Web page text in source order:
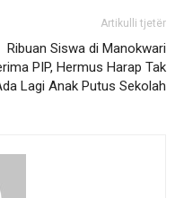
Artikulli tjetër
Ribuan Siswa di Manokwari
PIP, Hermus Harap Tak
Lagi Anak Putus Sekolah